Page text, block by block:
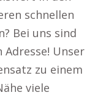
schnellen
Bei uns sind
Unser
zu einem
viele